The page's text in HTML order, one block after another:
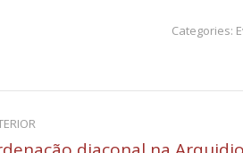
Categories: